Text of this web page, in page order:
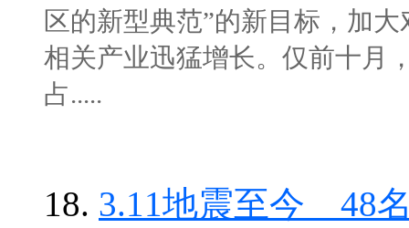
区的新型典范”的新目标，加
相关产业迅猛增长。仅前十月
占.....
18. 3.11地震至今 48